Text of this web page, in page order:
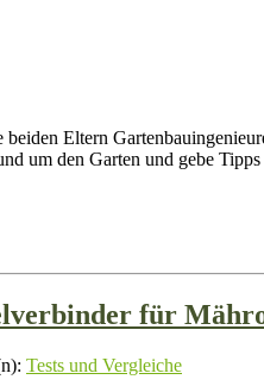
Eltern
um den Garten und gebe
für
Tests und Vergleiche